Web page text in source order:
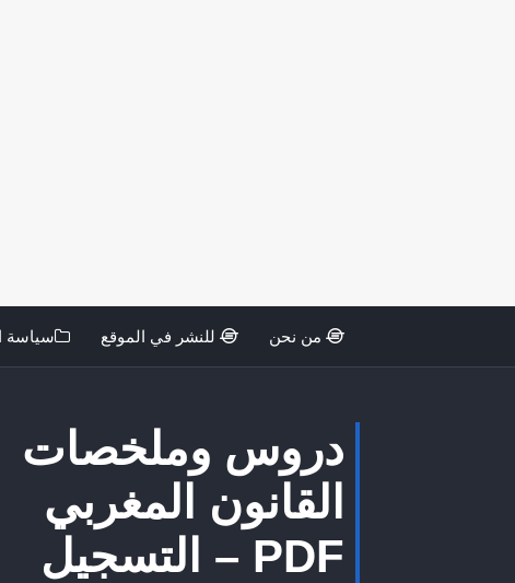
من نحن للنشر في الموقع سياسة
دروس وملخصات
القانون المغربي
PDF – التسجيل